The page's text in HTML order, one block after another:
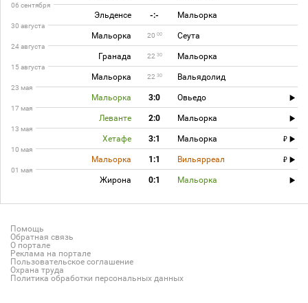
06 сентября
Эльденсе -:- Мальорка
30 августа
Мальорка 20 00 Сеута
24 августа
Гранада 22 30 Мальорка
15 августа
Мальорка 22 30 Вальядолид
23 мая
Мальорка 3:0 Овьедо
17 мая
Леванте 2:0 Мальорка
13 мая
Хетафе 3:1 Мальорка
10 мая
Мальорка 1:1 Вильярреал
01 мая
Жирона 0:1 Мальорка
Помощь
Обратная связь
О портале
Реклама на портале
Пользовательское соглашение
Охрана труда
Политика обработки персональных данных